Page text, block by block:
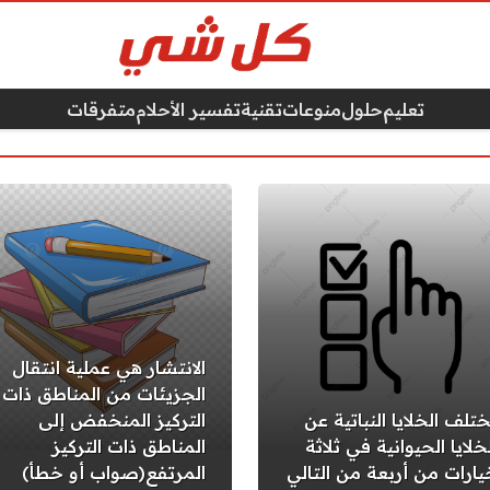
تعليمحلولمنوعاتتقنيةتفسير الأحلاممتفرقات
الخلايا النباتية عن
الحيوانية في ثلاثة
من أربعة من التالي
الانتشار هي عملية انتقال
الجزيئات من المناطق ذات
التركيز المنخفض إلى
المناطق ذات التركيز
المرتفع(صواب أو خطأ)